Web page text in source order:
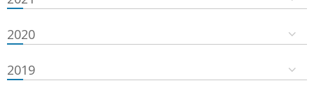
2020
2019